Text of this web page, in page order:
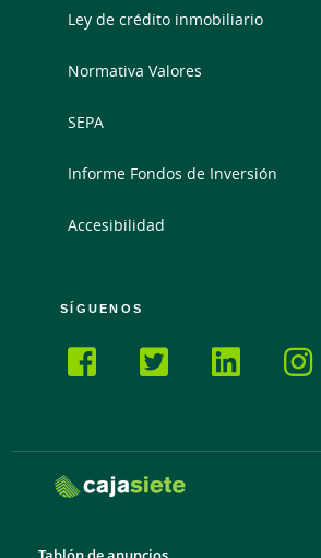
Ley de crédito inmobiliario
Normativa Valores
SEPA
Informe Fondos de Inversión
Accesibilidad
SÍGUENOS